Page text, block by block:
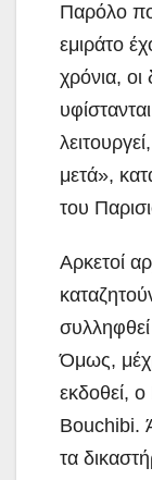
Παρόλο
εμιράτο
χρόνια,
μετά»,
του
Αρκετοί
Όμως,
εκδοθεί,
Bouchibi.
τα